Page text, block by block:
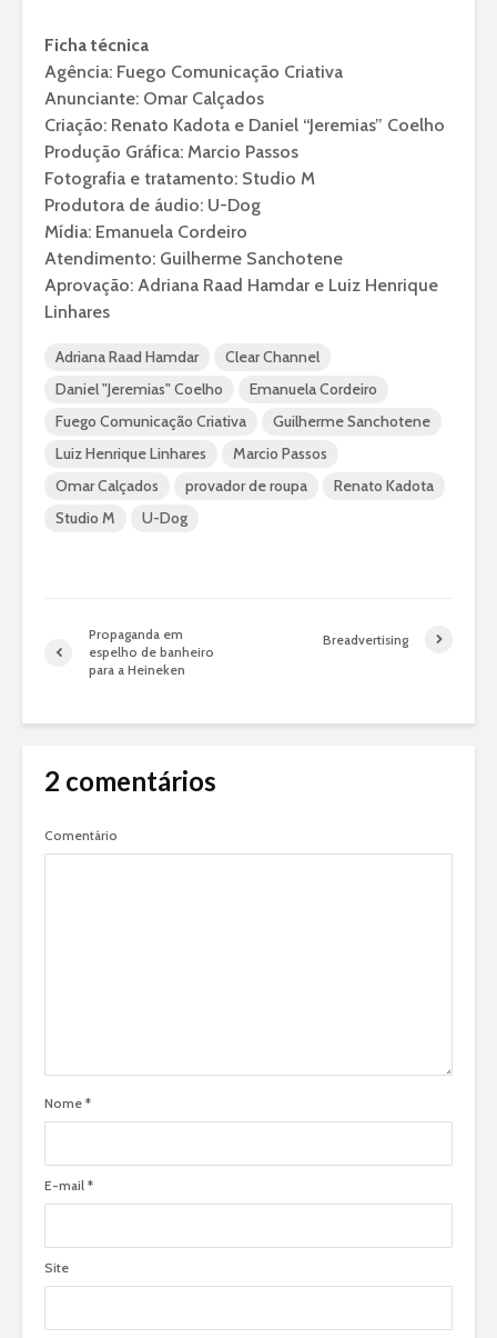
Ficha técnica
Agência: Fuego Comunicação Criativa
Anunciante: Omar Calçados
Criação: Renato Kadota e Daniel “Jeremias” Coelho
Produção Gráfica: Marcio Passos
Fotografia e tratamento: Studio M
Produtora de áudio: U-Dog
Mídia: Emanuela Cordeiro
Atendimento: Guilherme Sanchotene
Aprovação: Adriana Raad Hamdar e Luiz Henrique
Linhares
Adriana Raad Hamdar
Clear Channel
Daniel "Jeremias" Coelho
Emanuela Cordeiro
Fuego Comunicação Criativa
Guilherme Sanchotene
Luiz Henrique Linhares
Marcio Passos
Omar Calçados
provador de roupa
Renato Kadota
Studio M
U-Dog
Propaganda em
espelho de banheiro
para a Heineken
Breadvertising
2 comentários
Comentário
Nome *
E-mail *
Site